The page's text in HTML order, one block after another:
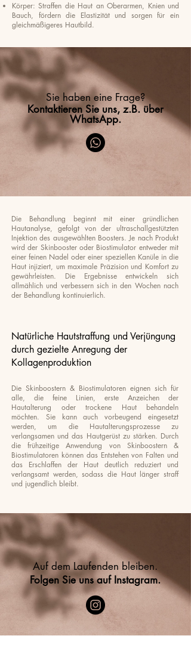
Körper: Straffen die Haut an Oberarmen, Knien und
Bauch, fördern die Elastizität und sorgen für ein
gleichmäßigeres Hautbild.
Sie haben eine Frage?
Kontaktieren Sie uns, z.B. über
WhatsApp.
Die Behandlung beginnt mit einer gründlichen
Hautanalyse, gefolgt von der ultraschallgestützten
Injektion des ausgewählten Boosters. Je nach Produkt
wird der Skinbooster oder Biostimulator entweder mit
einer feinen Nadel oder einer speziellen Kanüle in die
Haut injiziert, um maximale Präzision und Komfort zu
gewährleisten. Die Ergebnisse entwickeln sich
allmählich und verbessern sich in den Wochen nach
der Behandlung kontinuierlich.
Natürliche Hautstraffung und Verjüngung
durch gezielte Anregung der
Kollagenproduktion
Die Skinboostern & Biostimulatoren eignen sich für
alle, die feine Linien, erste Anzeichen der
Hautalterung oder trockene Haut behandeln
möchten. Sie kann auch vorbeugend eingesetzt
werden, um die Hautalterungsprozesse zu
verlangsamen und das Hautgerüst zu stärken. Durch
die frühzeitige Anwendung von Skinboostern &
Biostimulatoren können das Entstehen von Falten und
das Erschlaffen der Haut deutlich reduziert und
verlangsamt werden, sodass die Haut länger straff
und jugendlich bleibt.
Auf dem Laufenden bleiben.
Folgen Sie uns auf Instagram.